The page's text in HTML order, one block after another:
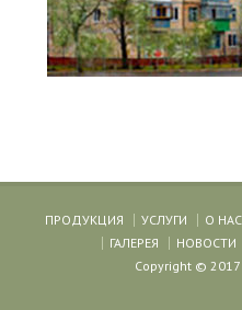
ПРОДУКЦИЯ УСЛУГИ О НАС
ГАЛЕРЕЯ
НОВОСТИ
Copyright ©